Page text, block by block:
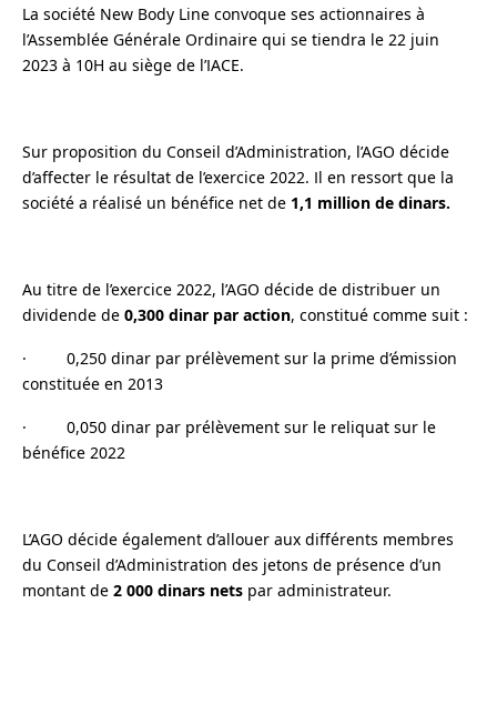
La société New Body Line convoque ses actionnaires à
l’Assemblée Générale Ordinaire qui se tiendra le 22 juin
2023 à 10H au siège de l’IACE.
Sur proposition du Conseil d’Administration, l’AGO décide
d’affecter le résultat de l’exercice 2022. Il en ressort que la
société a réalisé un bénéfice net de 1,1 million de dinars.
Au titre de l’exercice 2022, l’AGO décide de distribuer un
dividende de 0,300 dinar par action, constitué comme suit :
· 0,250 dinar par prélèvement sur la prime d’émission
constituée en 2013
· 0,050 dinar par prélèvement sur le reliquat sur le
bénéfice 2022
L’AGO décide également d’allouer aux différents membres
du Conseil d’Administration des jetons de présence d’un
montant de 2 000 dinars nets par administrateur.